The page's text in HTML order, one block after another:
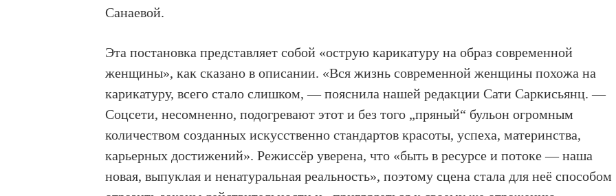
Санаевой.
Эта постановка представляет собой «острую карикатуру на образ современной
женщины», как сказано в описании. «Вся жизнь современной женщины похожа на
карикатуру, всего стало слишком, — пояснила нашей редакции Сати Саркисьянц. —
Соцсети, несомненно, подогревают этот и без того „пряный“ бульон огромным
количеством созданных искусственно стандартов красоты, успеха, материнства,
карьерных достижений». Режиссёр уверена, что «быть в ресурсе и потоке — наша
новая, выпуклая и ненатуральная реальность», поэтому сцена стала для неё способом